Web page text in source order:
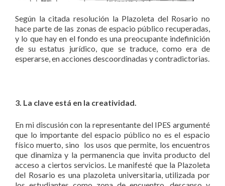
Según la citada resolución la Plazoleta del Rosario no
hace parte de las zonas de espacio público recuperadas,
y lo que hay en el fondo es una preocupante indefinición
de su estatus jurídico, que se traduce, como era de
esperarse, en acciones descoordinadas y contradictorias.
3. La clave está en la creatividad.
En mi discusión con la representante del IPES argumenté
que lo importante del espacio público no es el espacio
físico muerto, sino los usos que permite, los encuentros
que dinamiza y la permanencia que invita producto del
acceso a ciertos servicios. Le manifesté que la Plazoleta
del Rosario es una plazoleta universitaria, utilizada por